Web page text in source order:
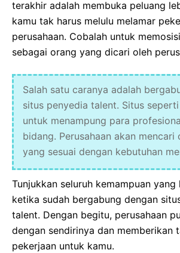
terakhir adalah membuka peluang
kamu tak harus melulu melamar
perusahaan. Cobalah untuk
sebagai orang yang dicari oleh
Salah satu caranya adalah
situs penyedia talent. Situs
untuk menampung para
bidang. Perusahaan akan mencari
yang sesuai dengan kebutuhan
Tunjukkan seluruh kemampuan yang
ketika sudah bergabung dengan
talent. Dengan begitu, perusahaan
dengan sendirinya dan memberikan
pekerjaan untuk kamu.